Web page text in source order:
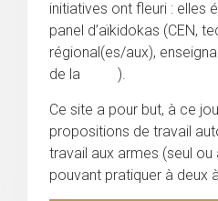
initiatives ont fleuri : elles
panel d’aïkidokas (CEN,
régional(es/aux),
de la
).
Ce site a pour but, à ce
propositions de travail
travail aux armes (seul ou
pouvant pratiquer à deux